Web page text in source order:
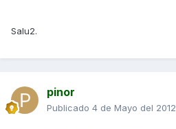
Salu2.
pinor
Publicado 4 de Mayo del 2012